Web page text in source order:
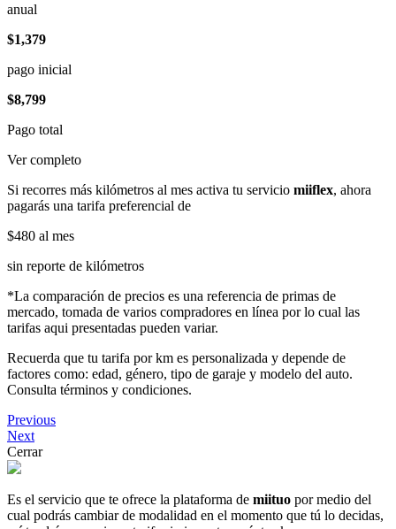
anual
$1,379
pago inicial
$8,799
Pago total
Ver completo
Si recorres más kilómetros al mes activa tu servicio miiflex, ahora
pagarás una tarifa preferencial de
$480 al mes
sin reporte de kilómetros
*La comparación de precios es una referencia de primas de
mercado, tomada de varios compradores en línea por lo cual las
tarifas aqui presentadas pueden variar.
Recuerda que tu tarifa por km es personalizada y depende de
factores como: edad, género, tipo de garaje y modelo del auto.
Consulta términos y condiciones.
Previous
Next
Cerrar
Es el servicio que te ofrece la plataforma de miituo por medio del
cual podrás cambiar de modalidad en el momento que tú lo decidas,